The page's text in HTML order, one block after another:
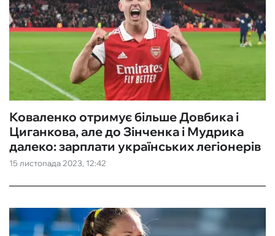
15 листопада 2023, 12:42
Коваленко отримує більше Довбика і
Циганкова, але до Зінченка і Мудрика
далеко: зарплати українських легіонерів